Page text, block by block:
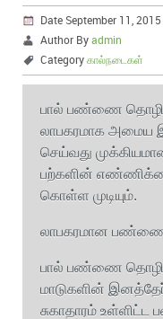
Date September 11, 2015
Author Byadmin
Categoryகால்நடைகள்
பால் பண்ணை
லாபகரமாக அமைய
செய்வது
பற்களின்
கொள்ள முடியும்.
லாபகரமான
பால் பண்ணை
மாடுகளின்
சுகாதாரம்